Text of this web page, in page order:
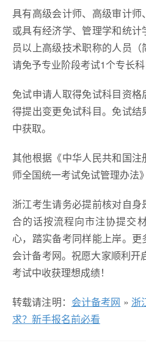
具有高级会计师、高级审计
或具有经济学、管理学和统
员以上高级技术职称的人员
请免予专业阶段考试1个专长科
免试申请人取得免试科目资
得提出变更免试科目。免试
中获取。
其他根据《中华人民共和国
师全国统一考试免试管理办法
浙江考生请务必提前核对自
合的话按流程向市注协提交
心，踏实备考同样能上岸。
会计备考网。祝愿大家顺利
考试中收获理想成绩！
转载请注明： 会计备考网 » 浙
求？新手报名前必看